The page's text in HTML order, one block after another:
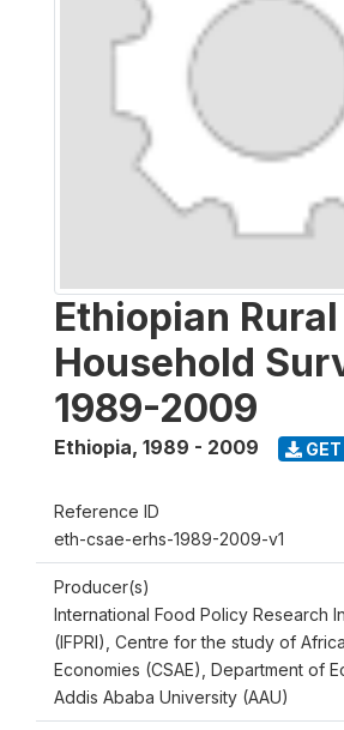
Ethiopian Rural
Household
1989-2009
Ethiopia, 1989 - 2009 GET
Reference ID
eth-csae-erhs-1989-2009-v1
Producer(s)
International Food Policy Research
(IFPRI), Centre for the study of
Economies (CSAE), Department of
Addis Ababa University (AAU)